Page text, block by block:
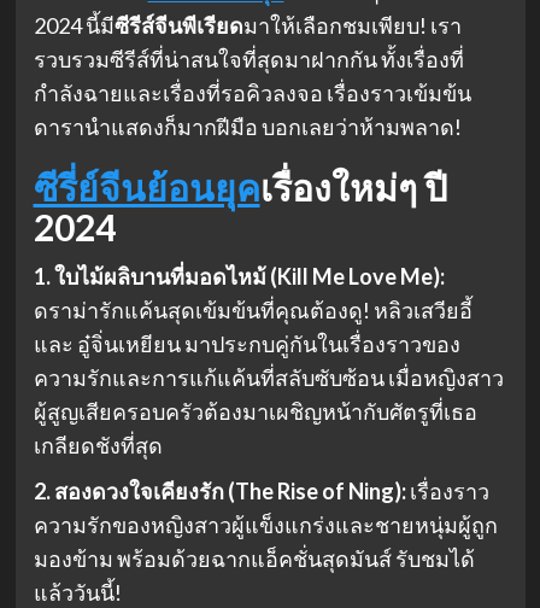
2024 นี้มีซีรีส์จีนพีเรียดมาให้เลือกชมเพียบ! เรา
รวบรวมซีรีส์ที่น่าสนใจที่สุดมาฝากกัน ทั้งเรื่องที่
กำลังฉายและเรื่องที่รอคิวลงจอ เรื่องราวเข้มข้น
ดารานำแสดงก็มากฝีมือ บอกเลยว่าห้ามพลาด!
ซีรี่ย์จีนย้อนยุคเรื่องใหม่ๆ ปี
2024
1. ใบไม้ผลิบานที่มอดไหม้ (Kill Me Love Me):
ดราม่ารักแค้นสุดเข้มข้นที่คุณต้องดู! หลิวเสวียอี้
และ อู๋จิ่นเหยียน มาประกบคู่กันในเรื่องราวของ
ความรักและการแก้แค้นที่สลับซับซ้อน เมื่อหญิงสาว
ผู้สูญเสียครอบครัวต้องมาเผชิญหน้ากับศัตรูที่เธอ
เกลียดชังที่สุด
2. สองดวงใจเคียงรัก (The Rise of Ning):เรื่องราว
ความรักของหญิงสาวผู้แข็งแกร่งและชายหนุ่มผู้ถูก
มองข้าม พร้อมด้วยฉากแอ็คชั่นสุดมันส์ รับชมได้
แล้ววันนี้!